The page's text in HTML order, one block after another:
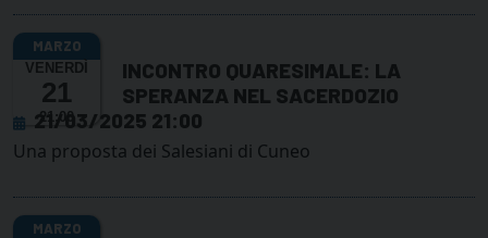
VENERDÌ
21
21:00
INCONTRO QUARESIMALE: LA
SPERANZA NEL SACERDOZIO
21/03/2025 21:00
Una proposta dei Salesiani di Cuneo